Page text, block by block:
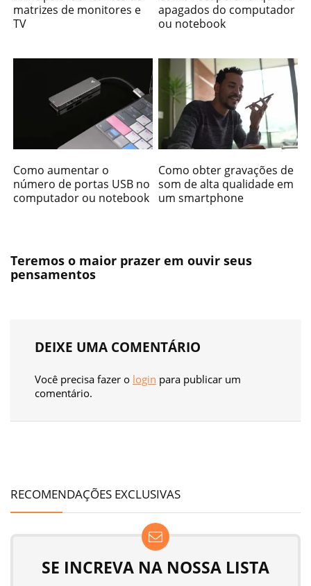
matrizes de monitores e
TV
apagados do computador
ou notebook
Como aumentar o
número de portas USB no
computador ou notebook
Como obter gravações de
som de alta qualidade em
um smartphone
Teremos o maior prazer em ouvir seus
pensamentos
DEIXE UMA COMENTÁRIO
Você precisa fazer o login para publicar um
comentário.
RECOMENDAÇÕES EXCLUSIVAS
SE INCREVA NA NOSSA LISTA